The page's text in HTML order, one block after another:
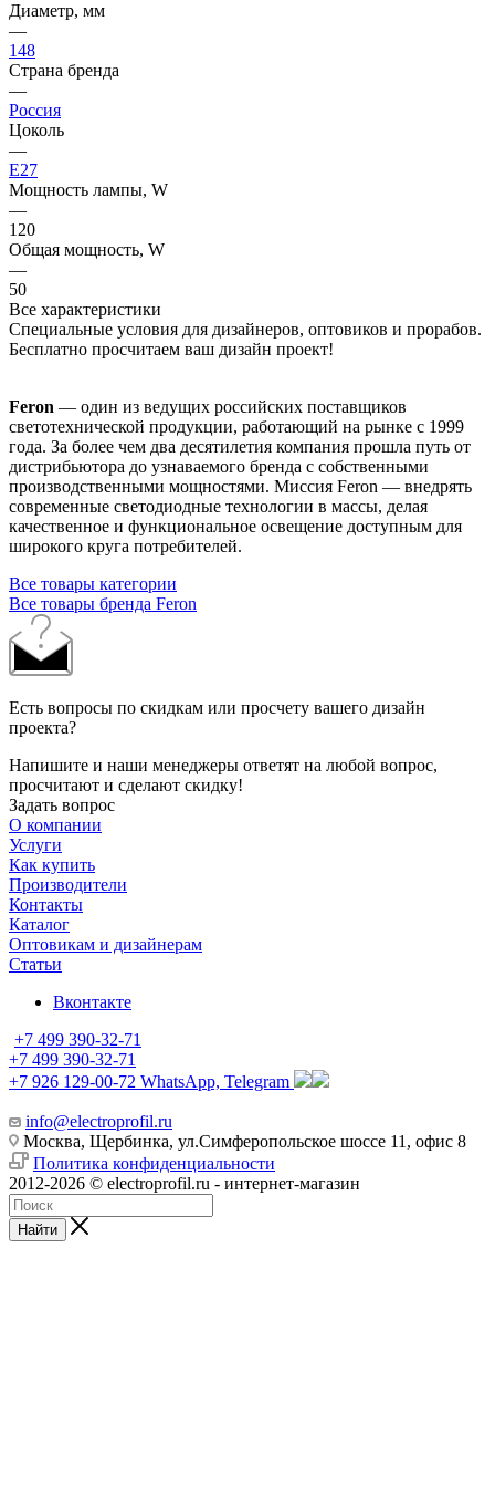
Диаметр, мм
—
148
Страна бренда
—
Россия
Цоколь
—
E27
Мощность лампы, W
—
120
Общая мощность, W
—
50
Все характеристики
Специальные условия для дизайнеров, оптовиков и прорабов.
Бесплатно просчитаем ваш дизайн проект!
Feron — один из ведущих российских поставщиков
светотехнической продукции, работающий на рынке с 1999
года. За более чем два десятилетия компания прошла путь от
дистрибьютора до узнаваемого бренда с собственными
производственными мощностями. Миссия Feron — внедрять
современные светодиодные технологии в массы, делая
качественное и функциональное освещение доступным для
широкого круга потребителей.
Все товары категории
Все товары бренда Feron
Есть вопросы по скидкам или просчету вашего дизайн
проекта?
Напишите и наши менеджеры ответят на любой вопрос,
просчитают и сделают скидку!
Задать вопрос
О компании
Услуги
Как купить
Производители
Контакты
Каталог
Оптовикам и дизайнерам
Статьи
Вконтакте
+7 499 390-32-71
+7 499 390-32-71
+7 926 129-00-72 WhatsApp, Telegram
info@electroprofil.ru
Москва, Щербинка, ул.Симферопольское шоссе 11, офис 8
Политика конфиденциальности
2012-2026 © electroprofil.ru - интернет-магазин
Найти